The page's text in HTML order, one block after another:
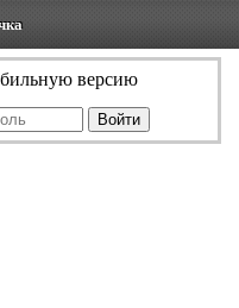
версию